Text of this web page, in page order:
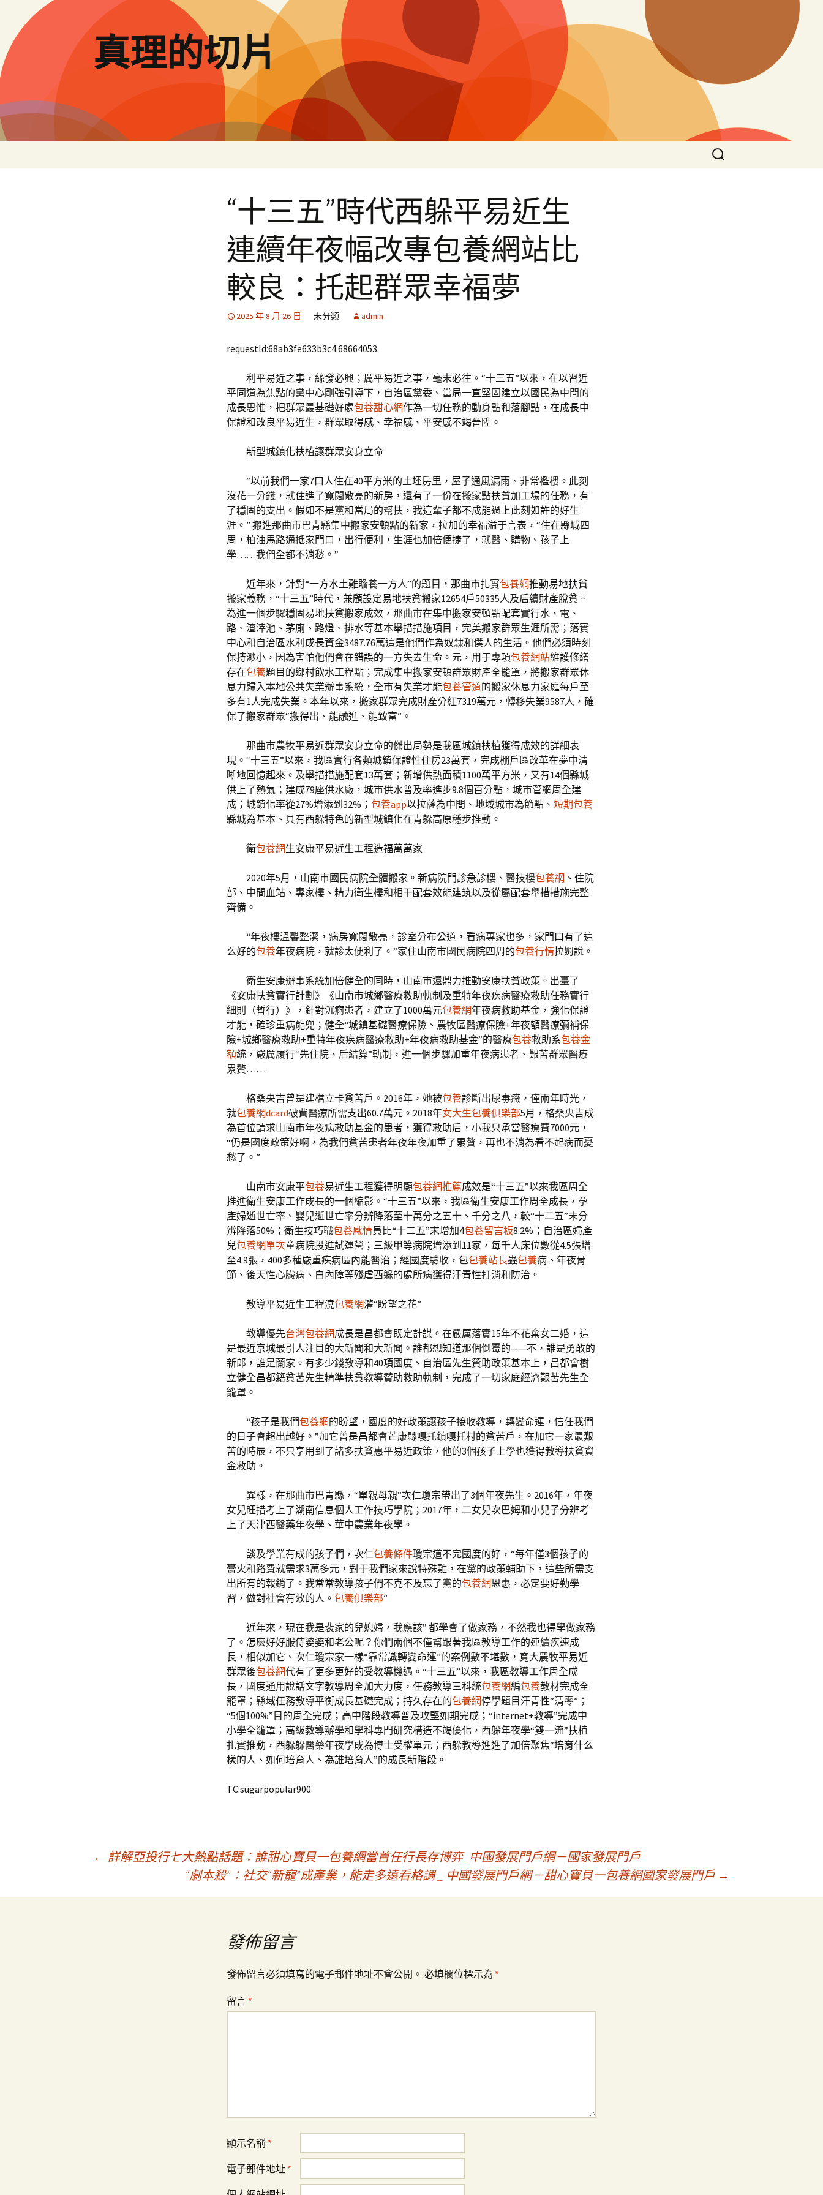
要
內
容
真理的切片
搜
尋
“十三五”時代西躲平易近生
連續年夜幅改專包養網站比
較良：托起群眾幸福夢
2025 年 8 月 26 日 未分類 admin
requestId:68ab3fe633b3c4.68664053.
利平易近之事，絲發必興；厲平易近之事，毫末必往。“十三五”以來，在以習近
平同道為焦點的黨中心剛強引導下，自治區黨委、當局一直堅固建立以國民為中間的
成長思惟，把群眾最基礎好處包養甜心網作為一切任務的動身點和落腳點，在成長中
保證和改良平易近生，群眾取得感、幸福感、平安感不竭晉陞。
新型城鎮化扶植讓群眾安身立命
“以前我們一家7口人住在40平方米的土坯房里，屋子通風漏雨、非常襤褸。此刻
沒花一分錢，就住進了寬闊敞亮的新房，還有了一份在搬家點扶貧加工場的任務，有
了穩固的支出。假如不是黨和當局的幫扶，我這輩子都不成能過上此刻如許的好生
涯。” 搬進那曲市巴青縣集中搬家安頓點的新家，拉加的幸福溢于言表，“住在縣城四
周，柏油馬路通抵家門口，出行便利，生涯也加倍便捷了，就醫、購物、孩子上
學……我們全都不消愁。”
近年來，針對“一方水土難贍養一方人”的題目，那曲市扎實包養網推動易地扶貧
搬家義務，“十三五”時代，兼顧設定易地扶貧搬家12654戶50335人及后續財產脫貧。
為進一個步驟穩固易地扶貧搬家成效，那曲市在集中搬家安頓點配套實行水、電、
路、渣滓池、茅廁、路燈、排水等基本舉措措施項目，完美搬家群眾生涯所需；落實
中心和自治區水利成長資金3487.76萬這是他們作為奴隸和僕人的生活。他們必須時刻
保持渺小，因為害怕他們會在錯誤的一方失去生命。元，用于專項包養網站維護修繕
存在包養題目的鄉村飲水工程點；完成集中搬家安頓群眾財產全籠罩，將搬家群眾休
息力歸入本地公共失業辦事系統，全市有失業才能包養管道的搬家休息力家庭每戶至
多有1人完成失業。本年以來，搬家群眾完成財產分紅7319萬元，轉移失業9587人，確
保了搬家群眾“搬得出、能融進、能致富”。
那曲市農牧平易近群眾安身立命的傑出局勢是我區城鎮扶植獲得成效的詳細表
現。“十三五”以來，我區實行各類城鎮保證性住房23萬套，完成棚戶區改革在夢中清
晰地回憶起來。及舉措措施配套13萬套；新增供熱面積1100萬平方米，又有14個縣城
供上了熱氣；建成79座供水廠，城市供水普及率進步9.8個百分點，城市管網周全建
成；城鎮化率從27%增添到32%； 包養app以拉薩為中間、地域城市為節點、 短期包養
縣城為基本、具有西躲特色的新型城鎮化在青躲高原穩步推動。
衛包養網生安康平易近生工程造福萬萬家
2020年5月，山南市國民病院全體搬家。新病院門診急診樓、醫技樓包養網 、住院
部、中間血站、專家樓、精力衛生樓和相干配套效能建筑以及從屬配套舉措措施完整
齊備。
“年夜樓溫馨整潔，病房寬闊敞亮，診室分布公道，看病專家也多，家門口有了這
么好的包養年夜病院，就診太便利了。”家住山南市國民病院四周的包養行情拉姆說。
衛生安康辦事系統加倍健全的同時，山南市還鼎力推動安康扶貧政策。出臺了
《安康扶貧實行計劃》《山南市城鄉醫療救助軌制及重特年夜疾病醫療救助任務實行
細則（暫行）》，針對沉痾患者，建立了1000萬元包養網年夜病救助基金，強化保證
才能，確珍重病能兜；健全“城鎮基礎醫療保險、農牧區醫療保險+年夜額醫療彌補保
險+城鄉醫療救助+重特年夜疾病醫療救助+年夜病救助基金”的醫療包養救助系包養金
額統，嚴厲履行“先住院、后結算”軌制，進一個步驟加重年夜病患者、艱苦群眾醫療
累贅……
格桑央吉曾是建檔立卡貧苦戶。2016年，她被包養診斷出尿毒癥，僅兩年時光，
就包養網dcard破費醫療所需支出60.7萬元。2018年女大生包養俱樂部5月，格桑央吉成
為首位請求山南市年夜病救助基金的患者，獲得救助后，小我只承當醫療費7000元，
“仍是國度政策好啊，為我們貧苦患者年夜年夜加重了累贅，再也不消為看不起病而憂
愁了。”
山南市安康平包養易近生工程獲得明顯包養網推薦成效是“十三五”以來我區周全
推進衛生安康工作成長的一個縮影。“十三五”以來，我區衛生安康工作周全成長，孕
產婦逝世亡率、嬰兒逝世亡率分辨降落至十萬分之五十、千分之八，較“十二五”末分
辨降落50%；衛生技巧職包養感情員比“十二五”末增加4包養留言板8.2%；自治區婦產
兒包養網單次童病院投進試運營；三級甲等病院增添到11家，每千人床位數從4.5張增
至4.9張，400多種嚴重疾病區內能醫治；經國度驗收，包包養站長蟲包養病、年夜骨
節、後天性心臟病、白內障等殘虐西躲的處所病獲得汗青性打消和防治。
教導平易近生工程澆包養網灌“盼望之花”
教導優先台灣包養網成長是昌都會既定計謀。在嚴厲落實15年不花棄女二婚，這
是最近京城最引人注目的大新聞和大新聞。誰都想知道那個倒霉的——不，誰是勇敢的
新郎，誰是蘭家。有多少錢教導和40項國度、自治區先生贊助政策基本上，昌都會樹
立健全昌都籍貧苦先生精準扶貧教導贊助救助軌制，完成了一切家庭經濟艱苦先生全
籠罩。
“孩子是我們包養網的盼望，國度的好政策讓孩子接收教導，轉變命運，信任我們
的日子會超出越好。”加它曾是昌都會芒康縣嘎托鎮嘎托村的貧苦戶，在加它一家最艱
苦的時辰，不只享用到了諸多扶貧惠平易近政策，他的3個孩子上學也獲得教導扶貧資
金救助。
異樣，在那曲市巴青縣，“單親母親”次仁瓊宗帶出了3個年夜先生。2016年，年夜
女兒旺措考上了湖南信息個人工作技巧學院；2017年，二女兒次巴姆和小兒子分辨考
上了天津西醫藥年夜學、華中農業年夜學。
談及學業有成的孩子們，次仁包養條件瓊宗道不完國度的好，“每年僅3個孩子的
膏火和路費就需求3萬多元，對于我們家來說特殊難，在黨的政策輔助下，這些所需支
出所有的報銷了。我常常教導孩子們不克不及忘了黨的包養網恩惠，必定要好勤學
習，做對社會有效的人。 包養俱樂部”
近年來，現在我是裴家的兒媳婦，我應該” 都學會了做家務，不然我也得學做家務
了。怎麼好好服侍婆婆和老公呢？你們兩個不僅幫跟著我區教導工作的連續疾速成
長，相似加它、次仁瓊宗家一樣“靠常識轉變命運”的案例數不堪數，寬大農牧平易近
群眾後包養網代有了更多更好的受教導機遇。“十三五”以來，我區教導工作周全成
長，國度通用說話文字教導周全加大力度，任務教導三科統包養網編包養教材完成全
籠罩；縣域任務教導平衡成長基礎完成；持久存在的包養網停學題目汗青性“清零”；
“5個100%”目的周全完成；高中階段教導普及攻堅如期完成；“internet+教導”完成中
小學全籠罩；高級教導辦學和學科專門研究構造不竭優化，西躲年夜學“雙一流”扶植
扎實推動，西躲躲醫藥年夜學成為博士受權單元；西躲教導進進了加倍聚焦“培育什么
樣的人、如何培育人、為誰培育人”的成長新階段。
TC:sugarpopular900
章
← 詳解亞投行七大熱點話題：誰甜心寶貝一包養網當首任行長存博弈_中國發展門戶網－國家發展門戶
“劇本殺”：社交“新寵”成產業，能走多遠看格調 _ 中國發展門戶網－甜心寶貝一包養網國家發展門戶 →
發佈留言
發佈留言必須填寫的電子郵件地址不會公開。 必填欄位標示為 *
留言 *
顯示名稱 *
電子郵件地址 *